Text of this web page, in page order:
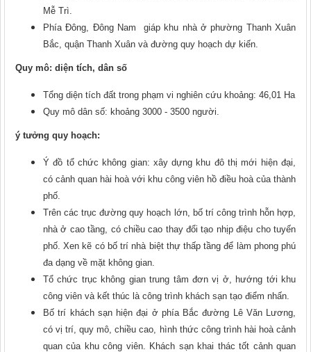
Mễ Trì.
Phía Đông, Đông Nam giáp khu nhà ở phường Thanh Xuân
Bắc, quận Thanh Xuân và đường quy hoạch dự kiến.
Quy mô: diện tích, dân số
Tổng diện tích đất trong phạm vi nghiên cứu khoảng: 46,01 Ha
Quy mô dân số: khoảng 3000 - 3500 người.
ý tưởng quy hoạch:
Ý đồ tổ chức không gian: xây dựng khu đô thị mới hiện đại,
có cảnh quan hài hoà với khu công viên hồ điều hoà của thành
phố.
Trên các trục đường quy hoạch lớn, bố trí công trình hỗn hợp,
nhà ở cao tầng, có chiều cao thay đổi tạo nhịp điệu cho tuyến
phố. Xen kẽ có bố trí nhà biệt thự thấp tầng để làm phong phú
đa dạng về mặt không gian.
Tổ chức trục không gian trung tâm đơn vị ở, hướng tới khu
công viên và kết thúc là công trình khách sạn tạo điểm nhấn.
Bố trí khách sạn hiện đại ở phía Bắc đường Lê Văn Lương,
có vị trí, quy mô, chiều cao, hình thức công trình hài hoà cảnh
quan của khu công viên. Khách sạn khai thác tốt cảnh quan